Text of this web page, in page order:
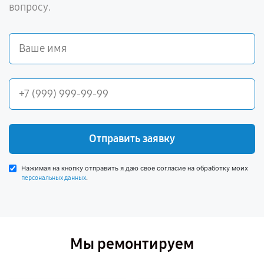
вопросу.
Отправить заявку
Нажимая на кнопку отправить я даю свое согласие на обработку моих
персональных данных.
Мы ремонтируем